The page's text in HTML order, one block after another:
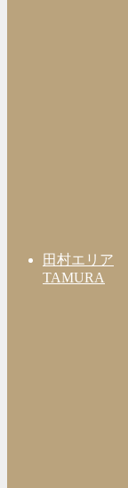
田村エリア
TAMURA